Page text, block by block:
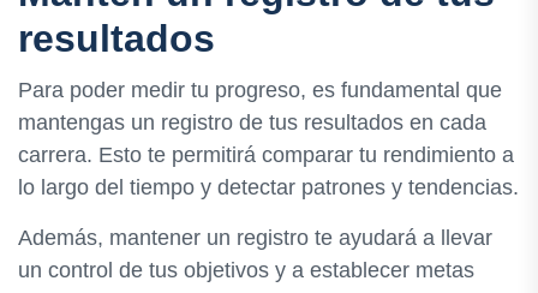
resultados
Para poder medir tu progreso, es fundamental que
mantengas un registro de tus resultados en cada
carrera. Esto te permitirá comparar tu rendimiento a
lo largo del tiempo y detectar patrones y tendencias.
Además, mantener un registro te ayudará a llevar
un control de tus objetivos y a establecer metas